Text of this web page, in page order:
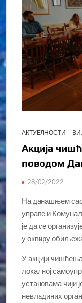
АКТУЕЛНОСТИ
Акција
поводом
28/02/2022
На данашњем
управе и
је да се
у оквиру
У акцији
локалној
установама чији
невладиних